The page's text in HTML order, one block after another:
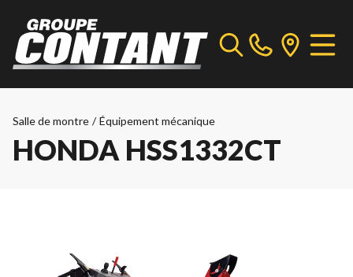
Salle de montre / Équipement mécanique
HONDA HSS1332CT